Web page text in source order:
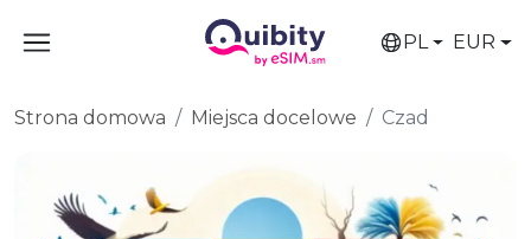
PL EUR
Strona domowa Miejsca docelowe Czad